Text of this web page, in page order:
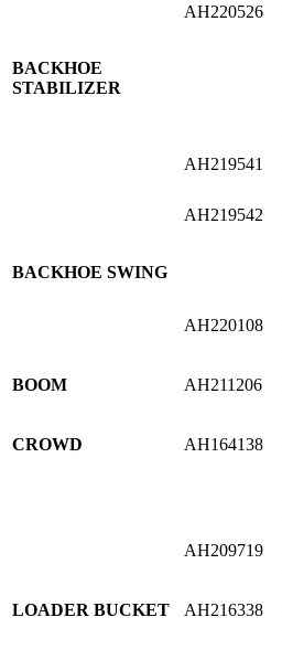
AH220526
BACKHOE
STABILIZER
AH219541
AH219542
BACKHOE SWING
AH220108
BOOM
AH211206
CROWD
AH164138
AH209719
LOADER BUCKET
AH216338